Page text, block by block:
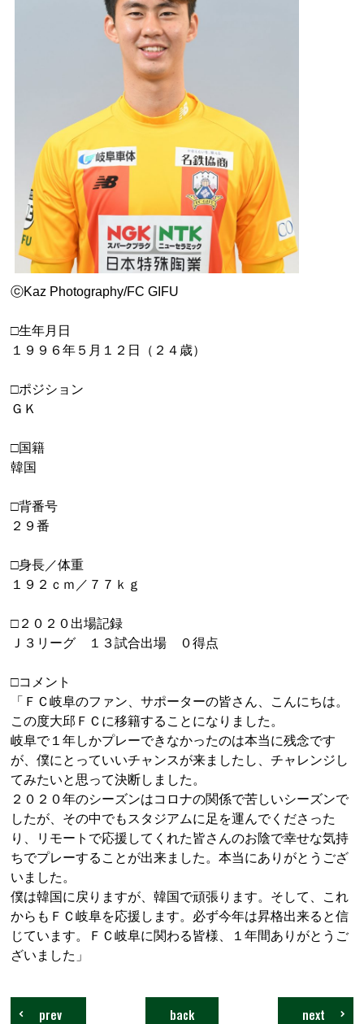
ⓒKaz Photography/FC GIFU
□生年月日
１９９６年５月１２日（２４歳）
□ポジション
ＧＫ
□国籍
韓国
□背番号
２９番
□身長／体重
１９２ｃｍ／７７ｋｇ
□２０２０出場記録
Ｊ３リーグ １３試合出場 ０得点
□コメント
「ＦＣ岐阜のファン、サポーターの皆さん、こんにちは。
この度大邱ＦＣに移籍することになりました。
岐阜で１年しかプレーできなかったのは本当に残念です
が、僕にとっていいチャンスが来ましたし、チャレンジし
てみたいと思って決断しました。
２０２０年のシーズンはコロナの関係で苦しいシーズンで
したが、その中でもスタジアムに足を運んでくださった
り、リモートで応援してくれた皆さんのお陰で幸せな気持
ちでプレーすることが出来ました。本当にありがとうござ
いました。
僕は韓国に戻りますが、韓国で頑張ります。そして、これ
からもＦＣ岐阜を応援します。必ず今年は昇格出来ると信
じています。ＦＣ岐阜に関わる皆様、１年間ありがとうご
ざいました」
next
back
prev